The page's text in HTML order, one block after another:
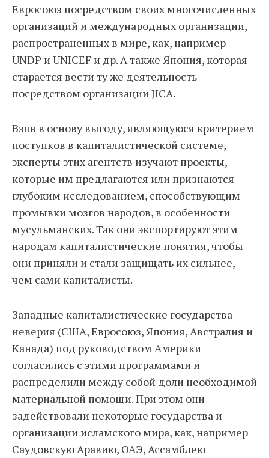
Евросоюз посредством своих многочисленных
организаций и международных организации,
распространенных в мире, как, например
UNDP и UNICEF и др. А также Япония, которая
старается вести ту же деятельность
посредством организации JICA.
Взяв в основу выгоду, являющуюся критерием
поступков в капиталистической системе,
эксперты этих агентств изучают проекты,
которые им предлагаются или признаются
глубоким исследованием, способствующим
промывки мозгов народов, в особенности
мусульманских. Так они экспортируют этим
народам капиталистические понятия, чтобы
они приняли и стали защищать их сильнее,
чем сами капиталисты.
Западные капиталистические государства
неверия (США, Евросоюз, Япония, Австралия и
Канада) под руководством Америки
согласились с этими программами и
распределили между собой доли необходимой
материальной помощи. При этом они
задействовали некоторые государства и
организации исламского мира, как, например
Саудовскую Аравию, ОАЭ, Ассамблею